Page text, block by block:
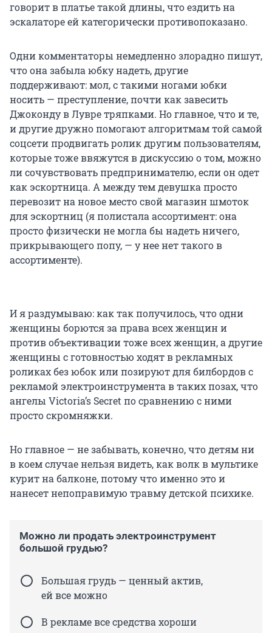
говорит в платье такой длины, что ездить на
эскалаторе ей категорически противопоказано.
Одни комментаторы немедленно злорадно пишут,
что она забыла юбку надеть, другие
поддерживают: мол, с такими ногами юбки
носить — преступление, почти как завесить
Джоконду в Лувре тряпками. Но главное, что и те,
и другие дружно помогают алгоритмам той самой
соцсети продвигать ролик другим пользователям,
которые тоже ввяжутся в дискуссию о том, можно
ли сочувствовать предпринимателю, если он одет
как эскортница. А между тем девушка просто
перевозит на новое место свой магазин шмоток
для эскортниц (я полистала ассортимент: она
просто физически не могла бы надеть ничего,
прикрывающего попу, — у нее нет такого в
ассортименте).
И я раздумываю: как так получилось, что одни
женщины борются за права всех женщин и
против объективации тоже всех женщин, а другие
женщины с готовностью ходят в рекламных
роликах без юбок или позируют для билбордов с
рекламой электроинструмента в таких позах, что
ангелы Victoria’s Secret по сравнению с ними
просто скромняжки.
Но главное — не забывать, конечно, что детям ни
в коем случае нельзя видеть, как волк в мультике
курит на балконе, потому что именно это и
нанесет непоправимую травму детской психике.
Можно ли продать электроинструмент
большой грудью?
Большая грудь — ценный актив,
ей все можно
В рекламе все средства хороши